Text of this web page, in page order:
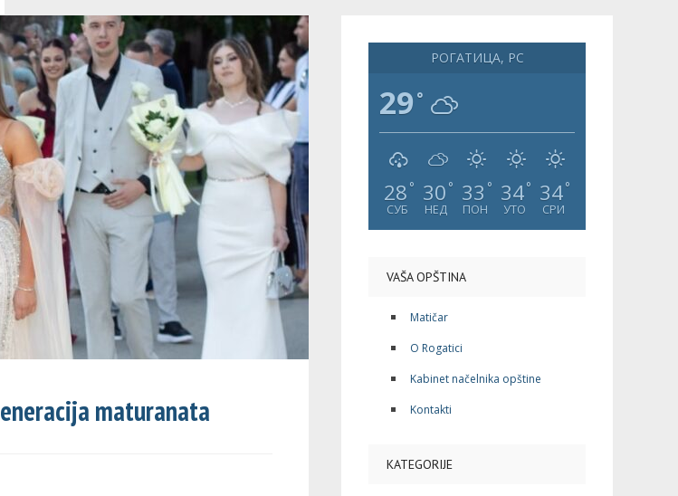
maturanata
РОГАТИЦА, РС
29 °
28 °
СУБ
30 °
НЕД
33 °
ПОН
34°
УТО
34°
СРИ
VAŠA OPŠTINA
Matičar
O Rogatici
Kabinet načelnika opštine
Kontakti
KATEGORIJE